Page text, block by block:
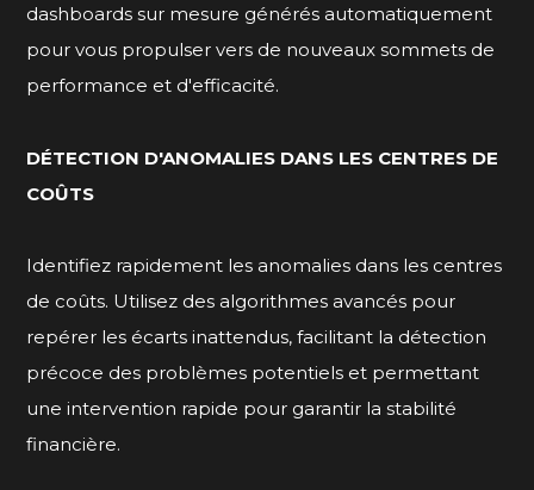
dashboards sur mesure générés automatiquement
pour vous propulser vers de nouveaux sommets de
performance et d'efficacité.
DÉTECTION D'ANOMALIES DANS LES CENTRES DE
COÛTS
Identifiez rapidement les anomalies dans les centres
de coûts. Utilisez des algorithmes avancés pour
repérer les écarts inattendus, facilitant la détection
précoce des problèmes potentiels et permettant
une intervention rapide pour garantir la stabilité
financière.